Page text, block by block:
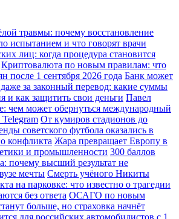
травмы: почему восстановление
испытанием и что говорят врачи
лиц: когда процедура становится
Криптовалюта по новым правилам: что
после 1 сентября 2026 года Банк может
даже за законный перевод: какие суммы
и как защитить свои деньги Павел
чем может обернуться международный
Telegram От кумиров стадионов до
советского футбола оказались в
конфликта Жара превращает Европу в
и промышленности 300 баллов
почему высший результат не
мечты Смерть учёного Никиты
на парковке: что известно о трагедии
без ответа ОСАГО по новым
больше, но страховка начнёт
для российских автомобилистов с 1